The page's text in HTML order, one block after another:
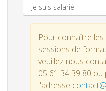
Pour connaître
sessions de
veuillez nous
05 61 34 39 80
l'adresse